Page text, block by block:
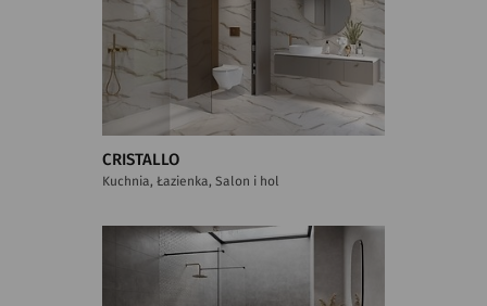
CRISTALLO
Kuchnia, Łazienka, Salon i hol